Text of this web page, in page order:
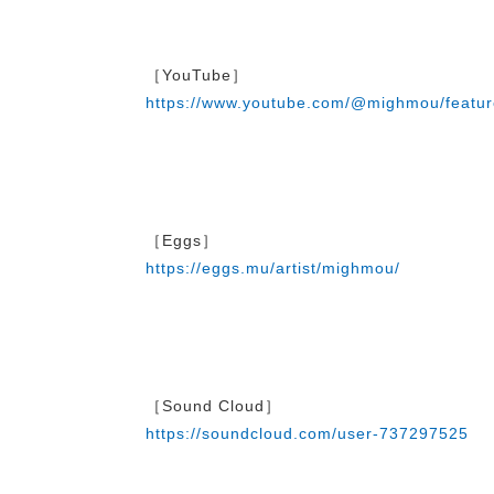
［YouTube］
https://www.youtube.com/@mighmou/
［Eggs］
https://eggs.mu/artist/mighmou/
［Sound Cloud］
https://soundcloud.com/user-737297525